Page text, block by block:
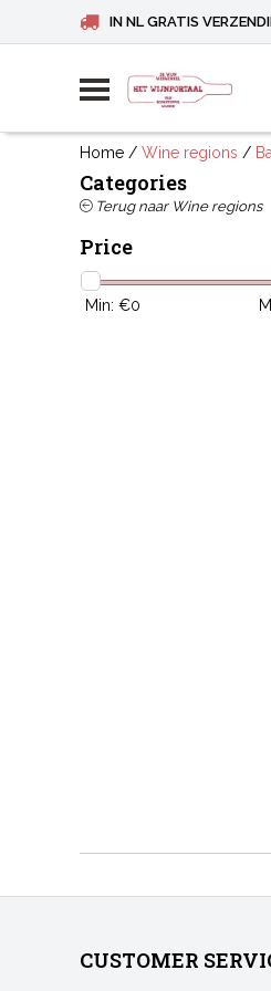
IN NL GRATIS
Home / Wine regions /
Categories
Terug naar Wine regions
Price
Min: €0
CUSTOMER